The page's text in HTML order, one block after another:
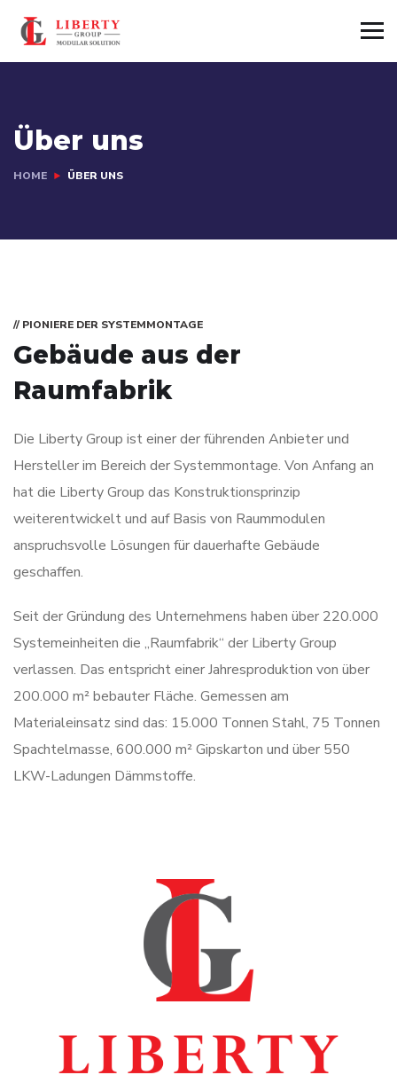
Über uns
HOME ÜBER UNS
// PIONIERE DER SYSTEMMONTAGE
Gebäude aus der
Raumfabrik
Die Liberty Group ist einer der führenden Anbieter und
Hersteller im Bereich der Systemmontage. Von Anfang an
hat die Liberty Group das Konstruktionsprinzip
weiterentwickelt und auf Basis von Raummodulen
anspruchsvolle Lösungen für dauerhafte Gebäude
geschaffen.
Seit der Gründung des Unternehmens haben über 220.000
Systemeinheiten die „Raumfabrik“ der Liberty Group
verlassen. Das entspricht einer Jahresproduktion von über
200.000 m² bebauter Fläche. Gemessen am
Materialeinsatz sind das: 15.000 Tonnen Stahl, 75 Tonnen
Spachtelmasse, 600.000 m² Gipskarton und über 550
LKW-Ladungen Dämmstoffe.